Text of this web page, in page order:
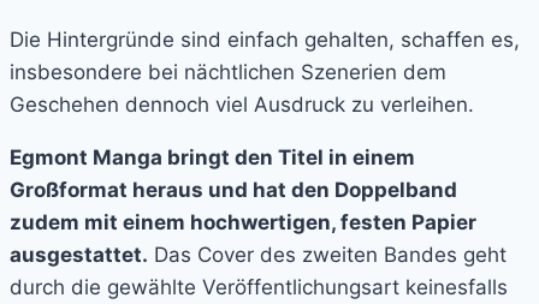
Die Hintergründe sind einfach gehalten, schaffen es,
insbesondere bei nächtlichen Szenerien dem
Geschehen dennoch viel Ausdruck zu verleihen.
Egmont Manga bringt den Titel in einem
Großformat heraus und hat den Doppelband
zudem mit einem hochwertigen, festen Papier
ausgestattet. Das Cover des zweiten Bandes geht
durch die gewählte Veröffentlichungsart keinesfalls